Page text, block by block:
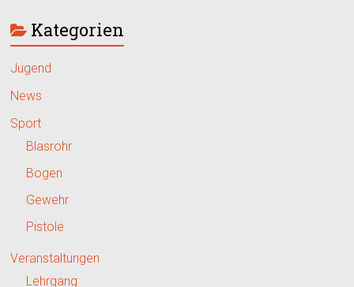
Kategorien
Jugend
News
Sport
Blasrohr
Bogen
Gewehr
Pistole
Veranstaltungen
Lehrgang